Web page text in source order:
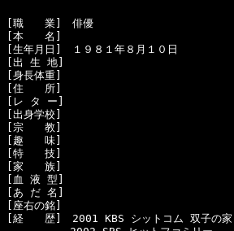
[職　　業]　俳優
[本　　名]
[生年月日]　１９８１年８月１０日
[出 生 地]
[身長体重]
[住　　所]
[レ タ ー]
[出身学校]
[宗　　教]
[趣　　味]
[特　　技]
[家　　族]
[血 液 型]
[あ だ 名]
[座右の銘]
[経　　歴]　2001 KBS シットコム 双子の家